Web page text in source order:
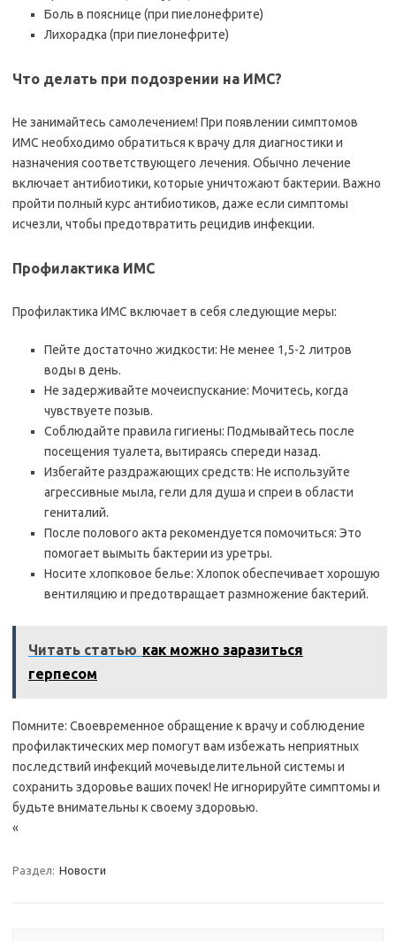
Боль в пояснице (при пиелонефрите)
Лихорадка (при пиелонефрите)
Что делать при подозрении на ИМС?
Не занимайтесь самолечением! При появлении симптомов
ИМС необходимо обратиться к врачу для диагностики и
назначения соответствующего лечения. Обычно лечение
включает антибиотики, которые уничтожают бактерии. Важно
пройти полный курс антибиотиков, даже если симптомы
исчезли, чтобы предотвратить рецидив инфекции.
Профилактика ИМС
Профилактика ИМС включает в себя следующие меры:
Пейте достаточно жидкости: Не менее 1,5-2 литров
воды в день.
Не задерживайте мочеиспускание: Мочитесь, когда
чувствуете позыв.
Соблюдайте правила гигиены: Подмывайтесь после
посещения туалета, вытираясь спереди назад.
Избегайте раздражающих средств: Не используйте
агрессивные мыла, гели для душа и спреи в области
гениталий.
После полового акта рекомендуется помочиться: Это
помогает вымыть бактерии из уретры.
Носите хлопковое белье: Хлопок обеспечивает хорошую
вентиляцию и предотвращает размножение бактерий.
Читать статью как можно заразиться
герпесом
Помните: Своевременное обращение к врачу и соблюдение
профилактических мер помогут вам избежать неприятных
последствий инфекций мочевыделительной системы и
сохранить здоровье ваших почек! Не игнорируйте симптомы и
будьте внимательны к своему здоровью.
«
Раздел: Новости